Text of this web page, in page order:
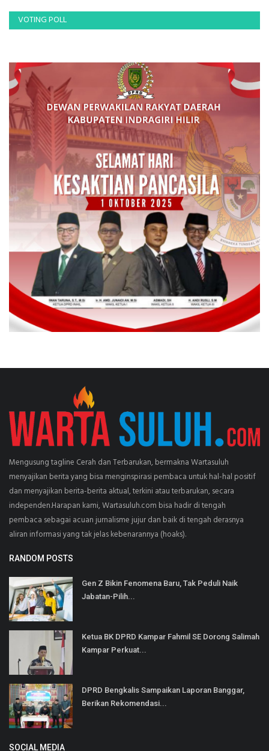
VOTING POLL
Mengusung tagline Cerah dan Terbarukan, bermakna Wartasuluh
menyajikan berita yang bisa menginspirasi pembaca untuk hal-hal positif
dan menyajikan berita-berita aktual, terkini atau terbarukan, secara
independen.Harapan kami, Wartasuluh.com bisa hadir di tengah
pembaca sebagai acuan jurnalisme jujur dan baik di tengah derasnya
aliran informasi yang tak jelas kebenarannya (hoaks).
RANDOM POSTS
Gen Z Bikin Fenomena Baru, Tak Peduli Naik
Jabatan-Pilih...
Ketua BK DPRD Kampar Fahmil SE Dorong Salimah
Kampar Perkuat...
DPRD Bengkalis Sampaikan Laporan Banggar,
Berikan Rekomendasi...
SOCIAL MEDIA